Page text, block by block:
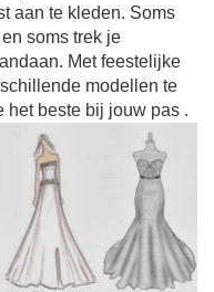
aan te kleden. Soms
soms trek je
Met feestelijke
modellen te
het beste bij jouw pas .